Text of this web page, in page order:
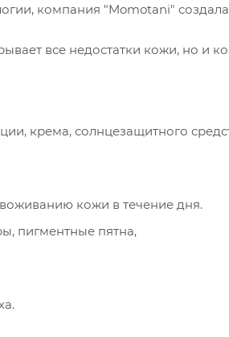
компания "Momotani"
все недостатки кожи, но и
крема, солнцезащитного
кожи в течение дня.
пигментные пятна,